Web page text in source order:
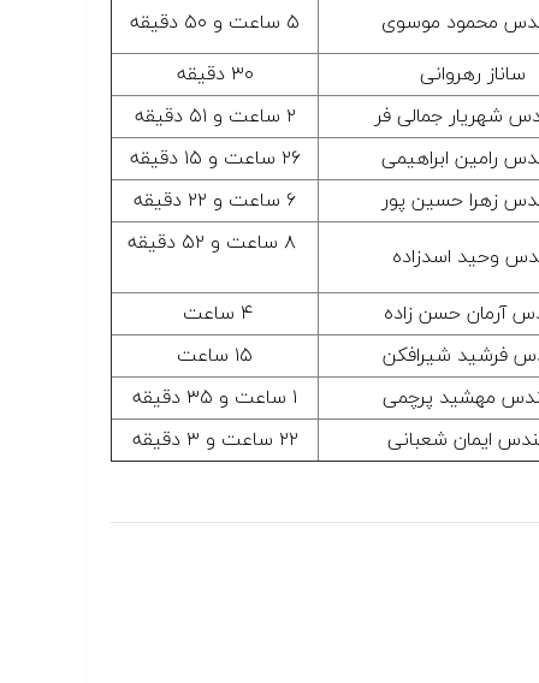
محمود موسوی ۵ ساعت و ۵۰ دقیقه
ساناز رهروانی ۳۰ دقیقه
شهریار جمالی فر ۲ ساعت و ۵۱ دقیقه
رامین ابراهیمی ۲۶ ساعت و ۱۵ دقیقه
زهرا حسین پور ۶ ساعت و ۲۲ دقیقه
وحید اسدزاده
۸ ساعت و ۵۲ دقیقه
آرمان حسن زاده ۴ ساعت
فرشید شیرافکن ۱۵ ساعت
مهشید پرچمی ۱ ساعت و ۳۵ دقیقه
ایمان شعبانی ۲۲ ساعت و ۳ دقیقه